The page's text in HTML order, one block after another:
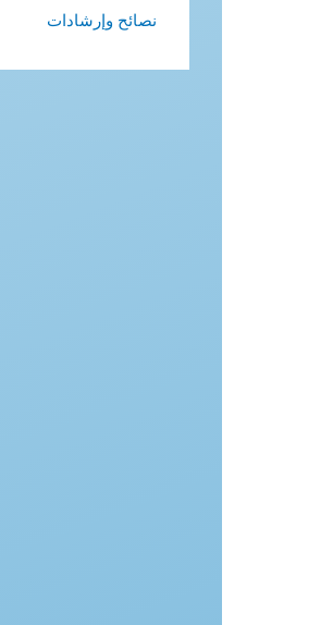
نصائح وإرشادات